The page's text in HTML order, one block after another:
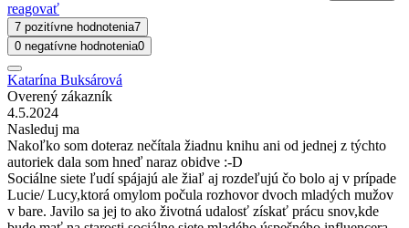
reagovať
7 pozitívne hodnotenia7
0 negatívne hodnotenia0
Katarína Buksárová
Overený zákazník
4.5.2024
Nasleduj ma
Nakoľko som doteraz nečítala žiadnu knihu ani od jednej z týchto
autoriek dala som hneď naraz obidve :-D
Sociálne siete ľudí spájajú ale žiaľ aj rozdeľujú čo bolo aj v prípade
Lucie/ Lucy,ktorá omylom počula rozhovor dvoch mladých mužov
v bare. Javilo sa jej to ako životná udalosť získať prácu snov,kde